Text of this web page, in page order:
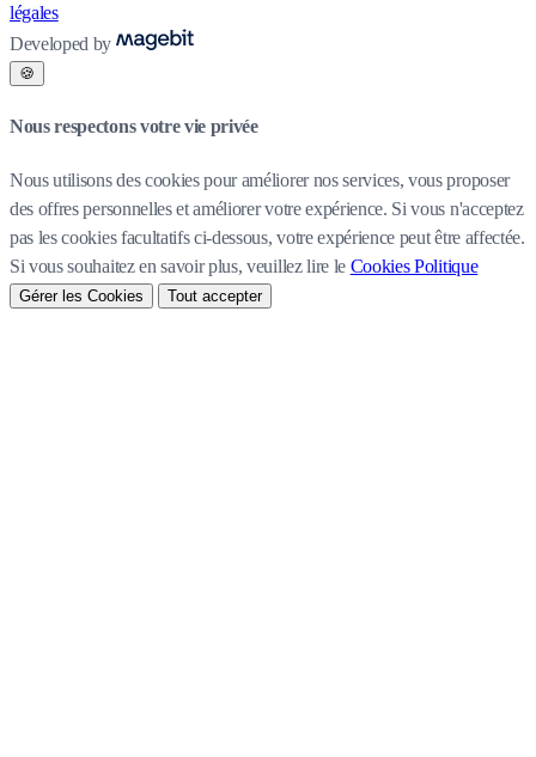
légales
Developed by
🍪
Nous respectons votre vie privée
Nous utilisons des cookies pour améliorer nos services, vous proposer
des offres personnelles et améliorer votre expérience. Si vous n'acceptez
pas les cookies facultatifs ci-dessous, votre expérience peut être affectée.
Si vous souhaitez en savoir plus, veuillez lire le Cookies Politique
Gérer les Cookies Tout accepter